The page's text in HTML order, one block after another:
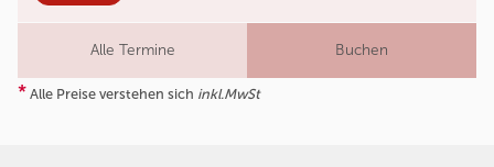
Alle Termine Buchen
* Alle Preise verstehen sich inkl.MwSt